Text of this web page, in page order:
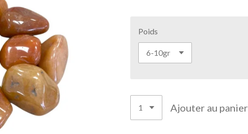
Poids
Ajouter au panier